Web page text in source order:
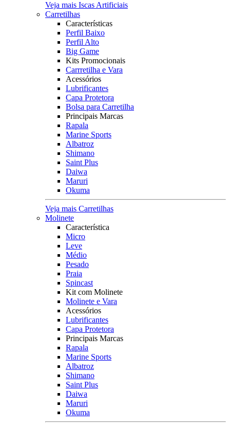
Veja mais Iscas Artificiais
Carretilhas
Características
Perfil Baixo
Perfil Alto
Big Game
Kits Promocionais
Carrretilha e Vara
Acessórios
Lubrificantes
Capa Protetora
Bolsa para Carretilha
Principais Marcas
Rapala
Marine Sports
Albatroz
Shimano
Saint Plus
Daiwa
Maruri
Okuma
Veja mais Carretilhas
Molinete
Característica
Micro
Leve
Médio
Pesado
Praia
Spincast
Kit com Molinete
Molinete e Vara
Acessórios
Lubrificantes
Capa Protetora
Principais Marcas
Rapala
Marine Sports
Albatroz
Shimano
Saint Plus
Daiwa
Maruri
Okuma